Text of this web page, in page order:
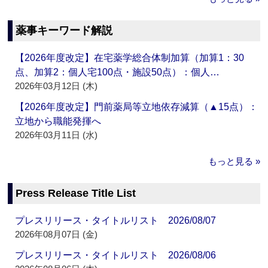
薬事キーワード解説
【2026年度改定】在宅薬学総合体制加算（加算1：30
点、加算2：個人宅100点・施設50点）：個人…
2026年03月12日 (木)
【2026年度改定】門前薬局等立地依存減算（▲15点）：
立地から職能発揮へ
2026年03月11日 (水)
もっと見る »
Press Release Title List
プレスリリース・タイトルリスト 2026/08/07
2026年08月07日 (金)
プレスリリース・タイトルリスト 2026/08/06